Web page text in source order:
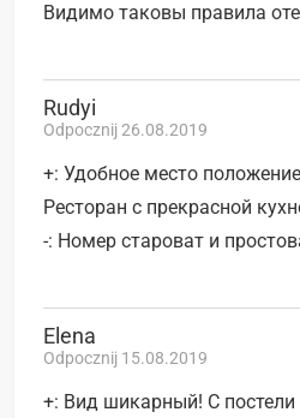
Видимо таковы правила
Rudyi
Odpocznij 26.08.2019
+: Удобное место
Ресторан с прекрасной
-: Номер староват и
Elena
Odpocznij 15.08.2019
+: Вид шикарный! С